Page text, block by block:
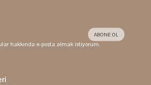
ABONE OL
hakkında e-posta almak istiyorum.